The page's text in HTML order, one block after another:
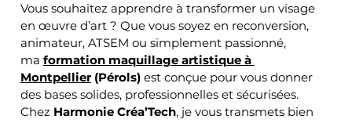
Vous souhaitez apprendre à transformer un visage
en œuvre d’art ? Que vous soyez en reconversion,
animateur, ATSEM ou simplement passionné,
ma formation maquillage artistique à
Montpellier (Pérols) est conçue pour vous donner
des bases solides, professionnelles et sécurisées.
Chez Harmonie Créa’Tech, je vous transmets bien